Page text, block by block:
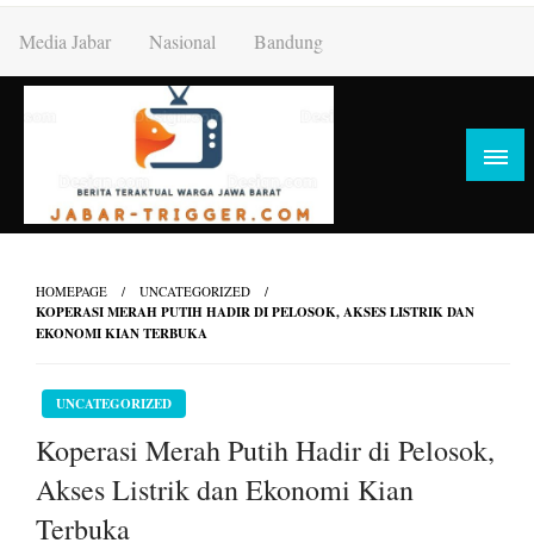
content
Media Jabar Nasional Bandung
HOMEPAGE UNCATEGORIZED
KOPERASI MERAH PUTIH HADIR DI PELOSOK, AKSES LISTRIK DAN
EKONOMI KIAN TERBUKA
UNCATEGORIZED
Koperasi Merah Putih Hadir di Pelosok,
Akses Listrik dan Ekonomi Kian
Terbuka